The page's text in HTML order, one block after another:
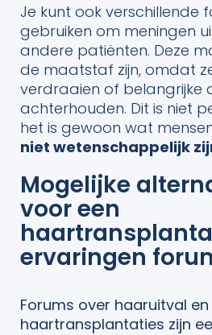
Je kunt ook verschillende
gebruiken om meningen
andere patiënten. Deze
de maatstaf zijn, omdat
verdraaien of belangrijke
achterhouden. Dit is niet
het is gewoon wat
niet wetenschappelijk
Mogelijke
voor een
ervaringen
Forums over haaruitval en
haartransplantaties zijn